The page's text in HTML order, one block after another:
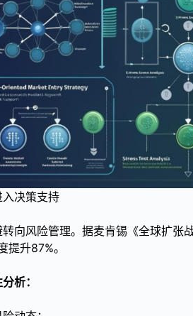
决策支持
向风险管理。据麦肯锡《全球扩
提升87%。
析：